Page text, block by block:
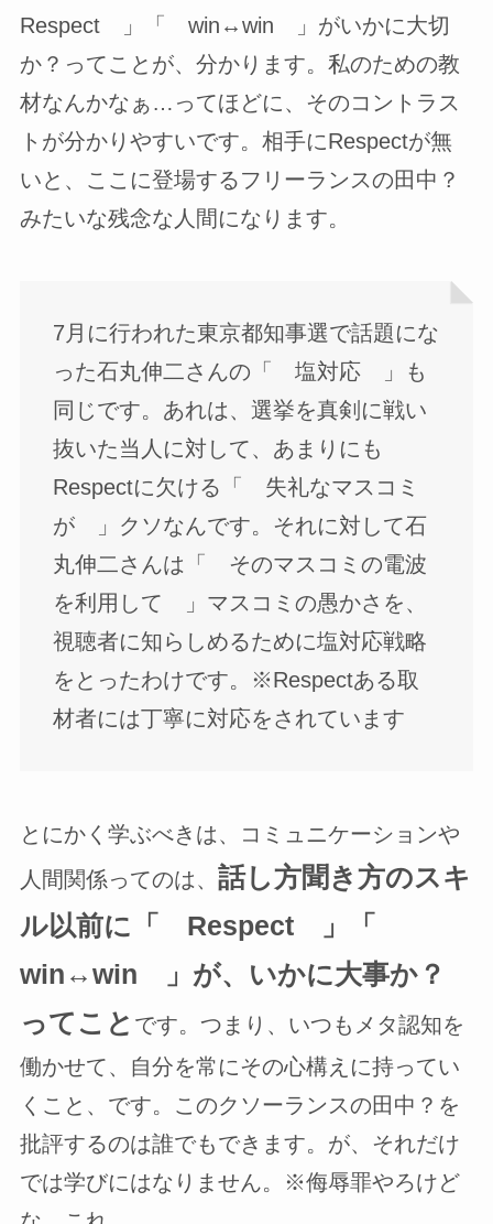
Respect 」「 win↔win 」がいかに大切
か？ってことが、分かります。私のための教
材なんかなぁ…ってほどに、そのコントラス
トが分かりやすいです。相手にRespectが無
いと、ここに登場するフリーランスの田中？
みたいな残念な人間になります。
7月に行われた東京都知事選で話題にな
った石丸伸二さんの「 塩対応 」も
同じです。あれは、選挙を真剣に戦い
抜いた当人に対して、あまりにも
Respectに欠ける「 失礼なマスコミ
が 」クソなんです。それに対して石
丸伸二さんは「 そのマスコミの電波
を利用して 」マスコミの愚かさを、
視聴者に知らしめるために塩対応戦略
をとったわけです。※Respectある取
材者には丁寧に対応をされています
とにかく学ぶべきは、コミュニケーションや
人間関係ってのは、 話し方聞き方のスキ
ル以前に「 Respect 」「
win↔win 」が、いかに大事か？
ってこと です。つまり、いつもメタ認知を
働かせて、自分を常にその心構えに持ってい
くこと、です。このクソーランスの田中？を
批評するのは誰でもできます。が、それだけ
では学びにはなりません。※侮辱罪やろけど